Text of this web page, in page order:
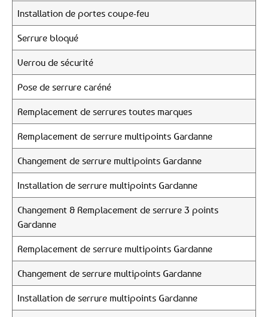
Installation de portes coupe-feu
Serrure bloqué
Verrou de sécurité
Pose de serrure caréné
Remplacement de serrures toutes marques
Remplacement de serrure multipoints Gardanne
Changement de serrure multipoints Gardanne
Installation de serrure multipoints Gardanne
Changement & Remplacement de serrure 3 points
Gardanne
Remplacement de serrure multipoints Gardanne
Changement de serrure multipoints Gardanne
Installation de serrure multipoints Gardanne